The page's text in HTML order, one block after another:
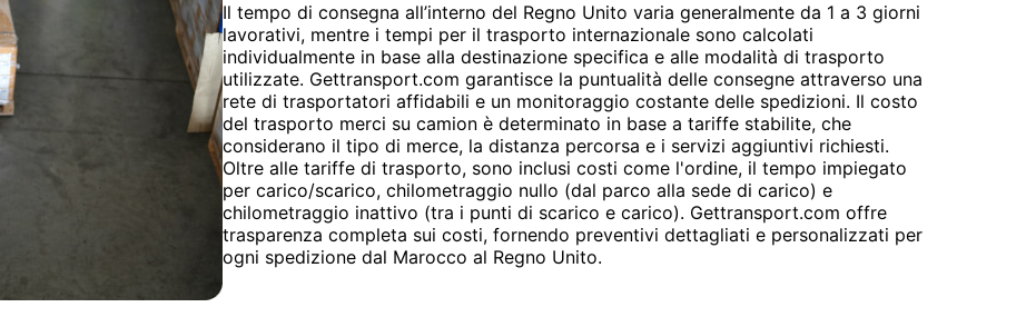
Il tempo di consegna all’interno del Regno Unito varia generalmente da 1 a 3 giorni
lavorativi, mentre i tempi per il trasporto internazionale sono calcolati
individualmente in base alla destinazione specifica e alle modalità di trasporto
utilizzate. Gettransport.com garantisce la puntualità delle consegne attraverso una
rete di trasportatori affidabili e un monitoraggio costante delle spedizioni. Il costo
del trasporto merci su camion è determinato in base a tariffe stabilite, che
considerano il tipo di merce, la distanza percorsa e i servizi aggiuntivi richiesti.
Oltre alle tariffe di trasporto, sono inclusi costi come l'ordine, il tempo impiegato
per carico/scarico, chilometraggio nullo (dal parco alla sede di carico) e
chilometraggio inattivo (tra i punti di scarico e carico). Gettransport.com offre
trasparenza completa sui costi, fornendo preventivi dettagliati e personalizzati per
ogni spedizione dal Marocco al Regno Unito.